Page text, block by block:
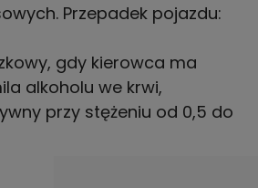
Przepadek pojazdu:
gdy kierowca ma
alkoholu we krwi,
przy stężeniu od 0,5 do